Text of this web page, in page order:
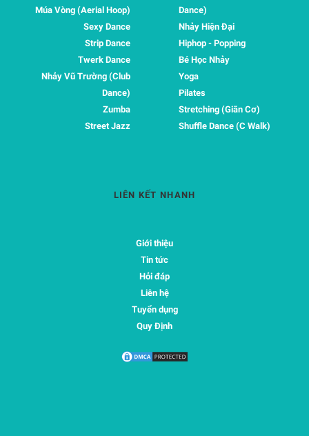
Múa Vòng (Aerial Hoop)
Sexy Dance
Strip Dance
Twerk Dance
Nhảy Vũ Trường (Club
Dance)
Zumba
Street Jazz
Dance)
Nhảy Hiện Đại
Hiphop - Popping
Bé Học Nhảy
Yoga
Pilates
Stretching (Giãn Cơ)
Shuffle Dance (C Walk)
LIÊN KẾT NHANH
Giới thiệu
Tin tức
Hỏi đáp
Liên hệ
Tuyển dụng
Quy Định